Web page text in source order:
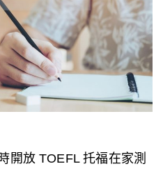
開放 TOEFL 托福在家測